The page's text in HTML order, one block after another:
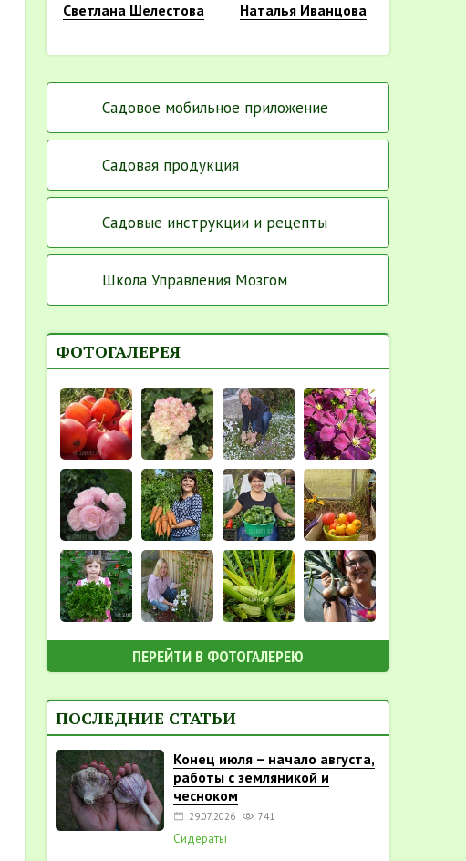
Светлана Шелестова
Наталья Иванцова
Садовое мобильное приложение
Садовая продукция
Садовые инструкции и рецепты
Школа Управления Мозгом
ФОТОГАЛЕРЕЯ
ПЕРЕЙТИ В ФОТОГАЛЕРЕЮ
ПОСЛЕДНИЕ СТАТЬИ
Конец июля – начало августа,
работы с земляникой и
чесноком
29.07.2026 741
Сидераты